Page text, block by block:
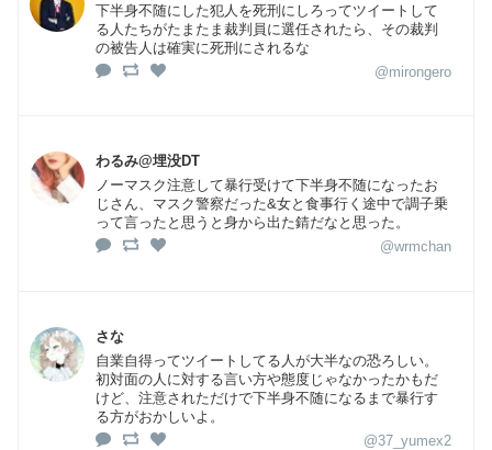
下半身不随にした犯人を死刑にしろってツイートして
る人たちがたまたま裁判員に選任されたら、その裁判
の被告人は確実に死刑にされるな
@mirongero
わるみ@埋没DT
ノーマスク注意して暴行受けて下半身不随になったお
じさん、マスク警察だった&女と食事行く途中で調子乗
って言ったと思うと身から出た錆だなと思った。
@wrmchan
さな
自業自得ってツイートしてる人が大半なの恐ろしい。
初対面の人に対する言い方や態度じゃなかったかもだ
けど、注意されただけで下半身不随になるまで暴行す
る方がおかしいよ。
@37_yumex2